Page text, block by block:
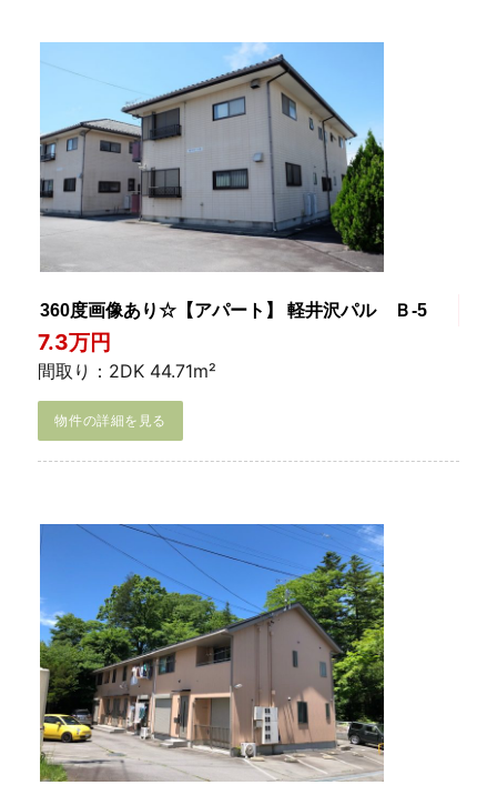
360度画像あり☆【アパート】 軽井沢パル Ｂ-5
7.3万円
間取り：2DK 44.71m²
物件の詳細を見る